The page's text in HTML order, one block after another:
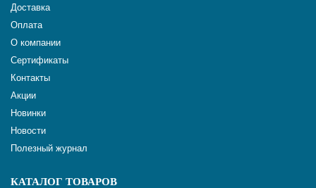
Доставка
Оплата
О компании
Сертификаты
Контакты
Акции
Новинки
Новости
Полезный журнал
КАТАЛОГ ТОВАРОВ